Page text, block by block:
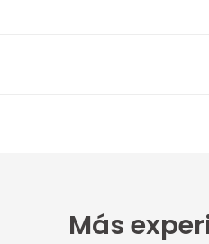
Más